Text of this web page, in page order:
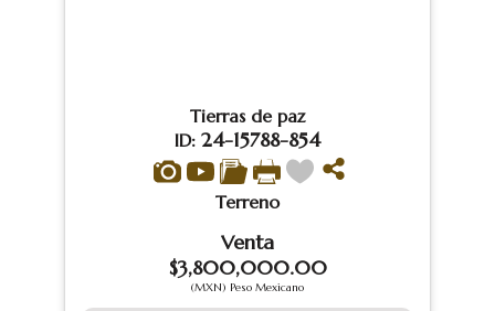
Tierras de paz
ID: 24-15788-854
Terreno
Venta
$3,800,000.00
(MXN) Peso Mexicano